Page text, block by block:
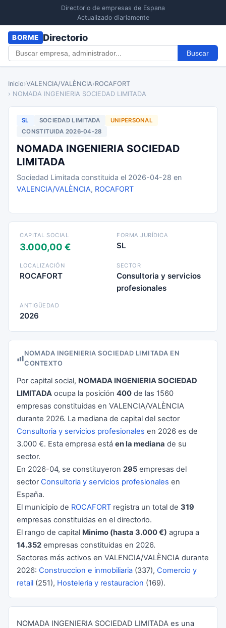
Directorio de empresas de Espana
Actualizado diariamente
BORME Directorio
Buscar
Inicio›VALENCIA/VALÈNCIA›ROCAFORT
› NOMADA INGENIERIA SOCIEDAD LIMITADA
SL SOCIEDAD LIMITADA
UNIPERSONAL
CONSTITUIDA 2026-04-28
NOMADA INGENIERIA SOCIEDAD
LIMITADA
Sociedad Limitada constituida el 2026-04-28 en
VALENCIA/VALÈNCIA, ROCAFORT
CAPITAL SOCIAL
3.000,00 €
FORMA JURÍDICA
SL
LOCALIZACIÓN
ROCAFORT
SECTOR
Consultoria y servicios
profesionales
ANTIGÜEDAD
2026
NOMADA INGENIERIA SOCIEDAD LIMITADA EN
CONTEXTO
Por capital social, NOMADA INGENIERIA SOCIEDAD
LIMITADA ocupa la posición 400 de las 1560
empresas constituidas en VALENCIA/VALÈNCIA
durante 2026. La mediana de capital del sector
Consultoria y servicios profesionales en 2026 es de
3.000 €. Esta empresa está en la mediana de su
sector.
En 2026-04, se constituyeron 295 empresas del
sector Consultoria y servicios profesionales en
España.
El municipio de ROCAFORT registra un total de 319
empresas constituidas en el directorio.
El rango de capital Minimo (hasta 3.000 €) agrupa a
14.352 empresas constituidas en 2026.
Sectores más activos en VALENCIA/VALÈNCIA durante
2026: Construccion e inmobiliaria (337), Comercio y
retail (251), Hosteleria y restauracion (169).
NOMADA INGENIERIA SOCIEDAD LIMITADA es una